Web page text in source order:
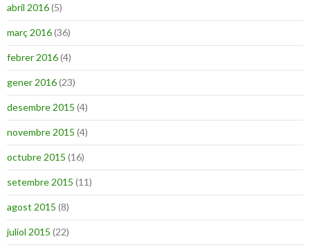
abril 2016(5)
març 2016(36)
febrer 2016(4)
gener 2016(23)
desembre 2015 (4)
novembre 2015 (4)
octubre 2015 (16)
setembre 2015 (11)
agost 2015 (8)
juliol 2015 (22)